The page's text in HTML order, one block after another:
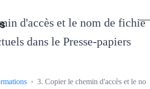
d'accès et le nom de fichier
dans le Presse-papiers
› 3. Copier le chemin d'accès et le